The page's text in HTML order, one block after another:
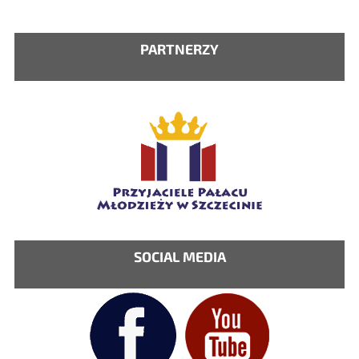
PARTNERZY
SOCIAL MEDIA